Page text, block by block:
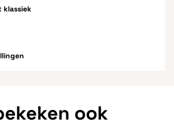
klassiek
ook